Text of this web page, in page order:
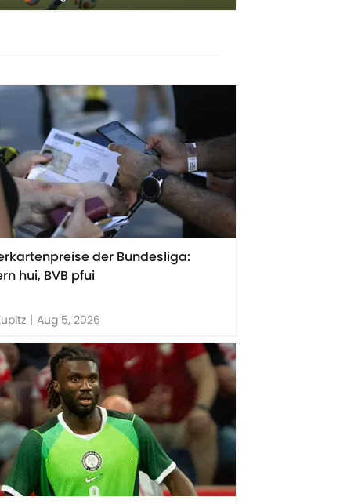
der Bundesliga:
hui, BVB pfui
| Aug 5, 2026